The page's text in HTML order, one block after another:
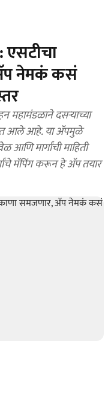
एसटीचा
नेमकं कसं
महामंडळाने दसऱ्याच्या
आले आहे. या ॲपमुळे
मार्गांची माहिती
मॅपिंग करून हे ॲप तयार